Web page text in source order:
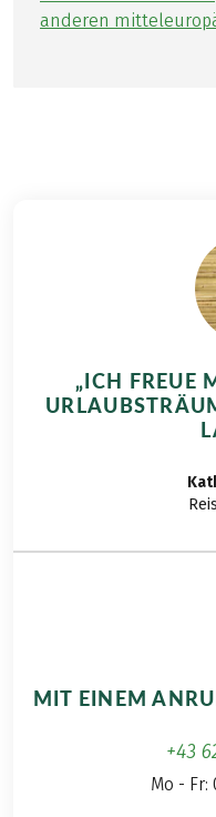
anderen
individuellen
Sonneneinstrahlung
abhängig. Im Winter
zurückzugreifen.
auch heilkundliche
Österreich,
Frankreich oder
„ICH FREUE
MIT EINEM
+43
Mo - Fr: